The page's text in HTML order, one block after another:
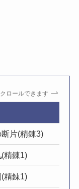
クロールできます
片(精錬3)
(精錬1)
精錬1)